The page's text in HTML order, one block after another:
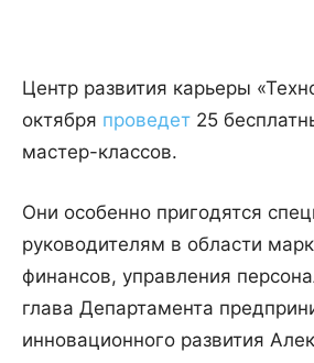
Центр развития карьеры
октября проведет 25
мастер-классов.
Они особенно пригодятся
руководителям в области
финансов, управления
глава Департамента
инновационного развития